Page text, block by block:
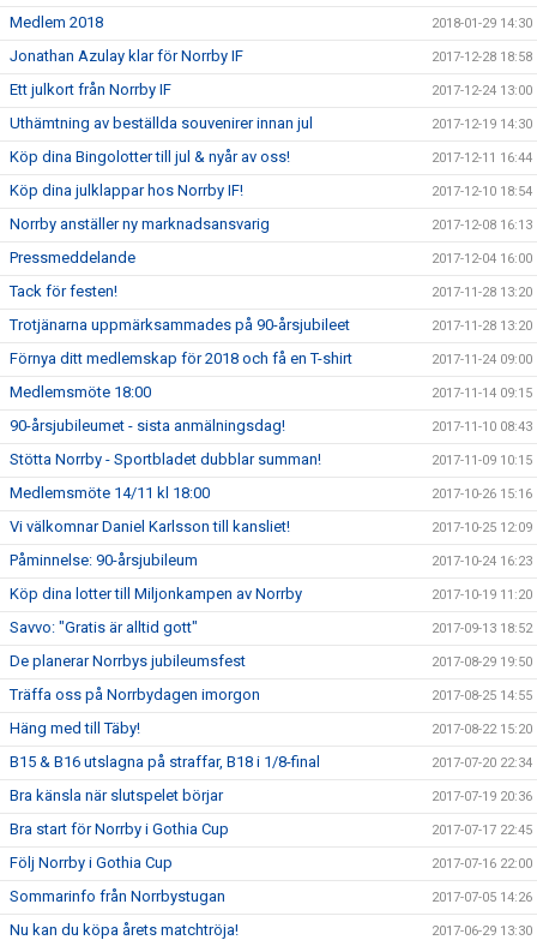
Medlem 2018 2018-01-29 14:30
Jonathan Azulay klar för Norrby IF 2017-12-28 18:58
Ett julkort från Norrby IF 2017-12-24 13:00
Uthämtning av beställda souvenirer innan jul 2017-12-19 14:30
Köp dina Bingolotter till jul & nyår av oss! 2017-12-11 16:44
Köp dina julklappar hos Norrby IF! 2017-12-10 18:54
Norrby anställer ny marknadsansvarig 2017-12-08 16:13
Pressmeddelande 2017-12-04 16:00
Tack för festen! 2017-11-28 13:20
Trotjänarna uppmärksammades på 90-årsjubileet 2017-11-28 13:20
Förnya ditt medlemskap för 2018 och få en T-shirt 2017-11-24 09:00
Medlemsmöte 18:00 2017-11-14 09:15
90-årsjubileumet - sista anmälningsdag! 2017-11-10 08:43
Stötta Norrby - Sportbladet dubblar summan! 2017-11-09 10:15
Medlemsmöte 14/11 kl 18:00 2017-10-26 15:16
Vi välkomnar Daniel Karlsson till kansliet! 2017-10-25 12:09
Påminnelse: 90-årsjubileum 2017-10-24 16:23
Köp dina lotter till Miljonkampen av Norrby 2017-10-19 11:20
Savvo: "Gratis är alltid gott" 2017-09-13 18:52
De planerar Norrbys jubileumsfest 2017-08-29 19:50
Träffa oss på Norrbydagen imorgon 2017-08-25 14:55
Häng med till Täby! 2017-08-22 15:20
B15 & B16 utslagna på straffar, B18 i 1/8-final 2017-07-20 22:34
Bra känsla när slutspelet börjar 2017-07-19 20:36
Bra start för Norrby i Gothia Cup 2017-07-17 22:45
Följ Norrby i Gothia Cup 2017-07-16 22:00
Sommarinfo från Norrbystugan 2017-07-05 14:26
Nu kan du köpa årets matchtröja! 2017-06-29 13:30